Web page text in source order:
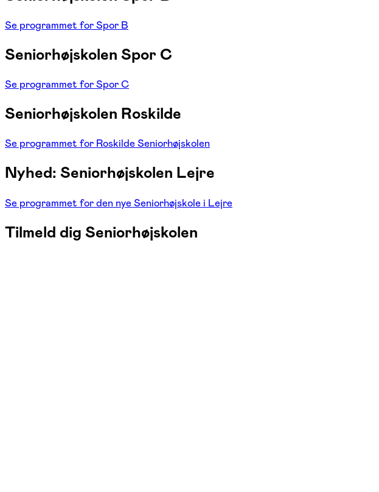
Se programmet for Spor B
Seniorhøjskolen Spor C
Se programmet for Spor C
Seniorhøjskolen Roskilde
Se programmet for Roskilde Seniorhøjskolen
Nyhed: Seniorhøjskolen Lejre
Se programmet for den nye Seniorhøjskole i Lejre
Tilmeld dig Seniorhøjskolen